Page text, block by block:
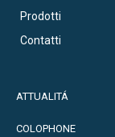
Prodotti
Contatti
ATTUALITÁ
COLOPHONE